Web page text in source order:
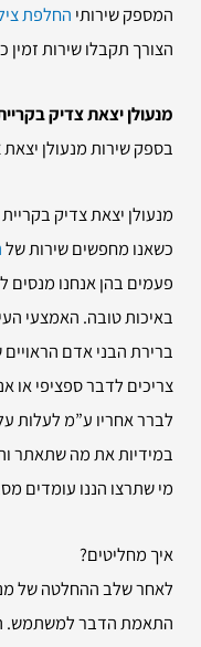
המספק שירותי החלפת
הצורך תקבלו שירות זמין
מנעולן יצאת צדיק
בספק שירות מנעולן
מנעולן יצאת צדיק
כשאנו מחפשים שירות של
פעמים בהן אנחנו מנסים
באיכות טובה. האמצעי
ברירת הבני אדם
צריכים לדבר ספציפי או
לברר אחריו ע”מ לעלות
במידיות את מה שתאתר
מי שתרצו הננו עומדים
איך מחליטים?
לאחר שלב ההחלטה של
התאמת הדבר למשתמש.